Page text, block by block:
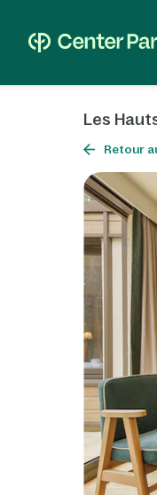
Les
Retour